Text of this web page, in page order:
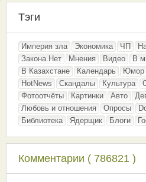
Тэги
Империя зла Экономика ЧП
Закона.Нет
Мнения Видео В
В Казахстане
Календарь Юмор
HotNews
Скандалы Культура
Фотоотчёты
Картинки Авто
Любовь и отношения
Опросы
Библиотека
Ядерщик Блоги
Комментарии ( 786821 )